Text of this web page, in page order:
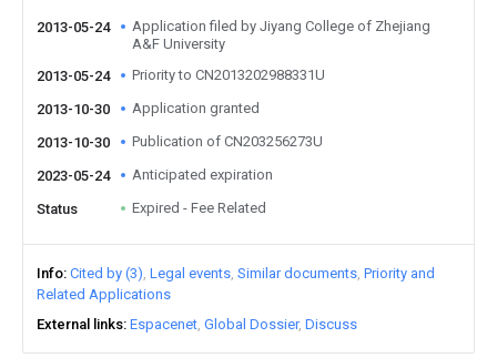
2013-05-24
Application filed by Jiyang College of Zhejiang
A&F University
2013-05-24
Priority to CN2013202988331U
2013-10-30 Application granted
2013-10-30 Publication of CN203256273U
2023-05-24 Anticipated expiration
Status Expired - Fee Related
Info Cited by (3) Legal events Similar documents Priority and
Related Applications
External links Espacenet Global Dossier Discuss